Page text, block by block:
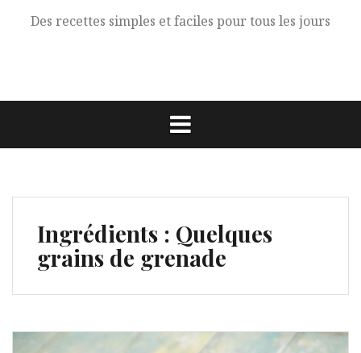
Des recettes simples et faciles pour tous les jours
Ingrédients : Quelques
grains de grenade